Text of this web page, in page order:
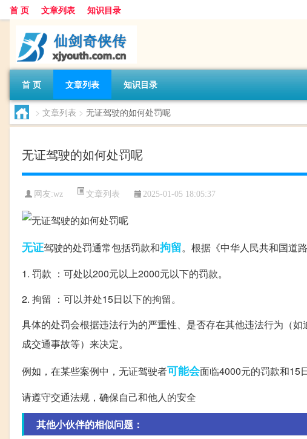
首 页 文章列表 知识目录
首 页 文章列表 知识目录
> 文章列表 > 无证驾驶的如何处罚呢
无证驾驶的如何处罚呢
网友:wz 文章列表 2025-01-05 18:05:37
无证驾驶的处罚通常包括罚款和拘留。根据《中华人民共和国道
1. 罚款 ：可处以200元以上2000元以下的罚款。
2. 拘留 ：可以并处15日以下的拘留。
具体的处罚会根据违法行为的严重性、是否存在其他违法行为（
成交通事故等）来决定。
例如，在某些案例中，无证驾驶者可能会面临4000元的罚款和15
请遵守交通法规，确保自己和他人的安全
其他小伙伴的相似问题：